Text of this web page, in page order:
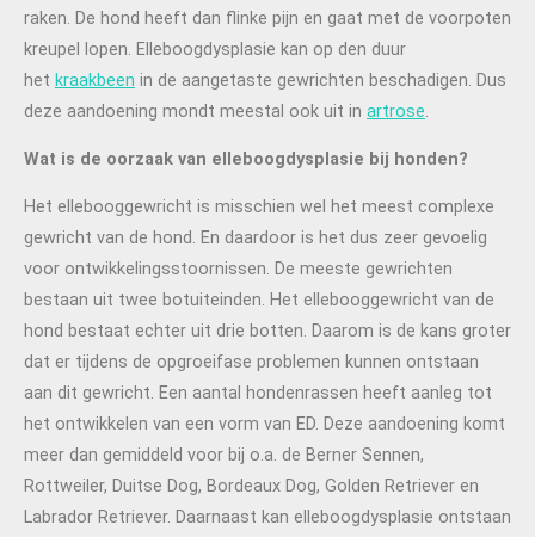
raken. De hond heeft dan flinke pijn en gaat met de voorpoten
kreupel lopen. Elleboogdysplasie kan op den duur
het kraakbeen in de aangetaste gewrichten beschadigen. Dus
deze aandoening mondt meestal ook uit in artrose.
Wat is de oorzaak van elleboogdysplasie bij honden?
Het ellebooggewricht is misschien wel het meest complexe
gewricht van de hond. En daardoor is het dus zeer gevoelig
voor ontwikkelingsstoornissen. De meeste gewrichten
bestaan uit twee botuiteinden. Het ellebooggewricht van de
hond bestaat echter uit drie botten. Daarom is de kans groter
dat er tijdens de opgroeifase problemen kunnen ontstaan
aan dit gewricht. Een aantal hondenrassen heeft aanleg tot
het ontwikkelen van een vorm van ED. Deze aandoening komt
meer dan gemiddeld voor bij o.a. de Berner Sennen,
Rottweiler, Duitse Dog, Bordeaux Dog, Golden Retriever en
Labrador Retriever. Daarnaast kan elleboogdysplasie ontstaan